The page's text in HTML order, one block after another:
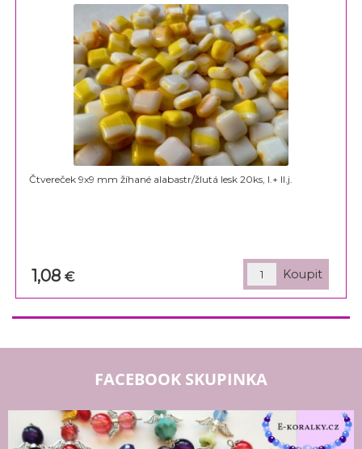
Čtvereček 9x9 mm žíhané alabastr/žlutá lesk 20ks, I.+ II.j.
1,08€
FACEBOOK SKUPINKA